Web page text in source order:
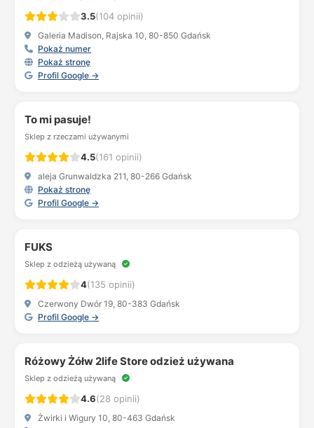
3.5(104 opinii)
Galeria Madison, Rajska 10, 80-850 Gdańsk
Pokaż numer
Pokaż stronę
Profil Google →
To mi pasuje!
Sklep z rzeczami używanymi
4.5(161 opinii)
aleja Grunwaldzka 211, 80-266 Gdańsk
Pokaż stronę
Profil Google →
FUKS
Sklep z odzieżą używaną
4(135 opinii)
Czerwony Dwór 19, 80-383 Gdańsk
Profil Google →
Różowy Żółw 2life Store odzież używana
Sklep z odzieżą używaną
4.6(28 opinii)
Żwirki i Wigury 10, 80-463 Gdańsk